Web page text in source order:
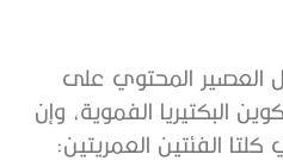
العصير المحتوي على
البكتيريا الفموية، وإن
‫الفئتين العمريتين: